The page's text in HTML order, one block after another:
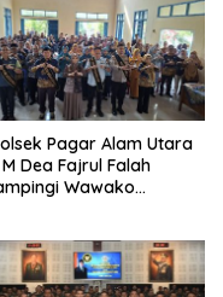
Pagar Alam Utara
Dea Fajrul Falah
Wawako